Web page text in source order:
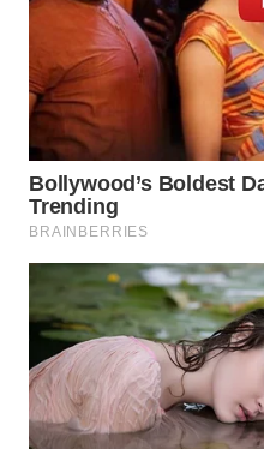
WN
MANDALIKA
WN
LIKUPANG
WN
LABUANBAJO
WN
BORNEO
Wahana
Media
Group